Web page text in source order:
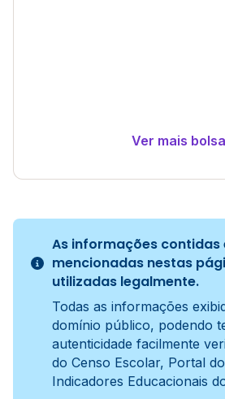
Ver mais
As informações contidas
mencionadas nestas
utilizadas legalmente.
Todas as informações
domínio público, podendo
autenticidade facilmente
do Censo Escolar, Portal
Indicadores Educacionais